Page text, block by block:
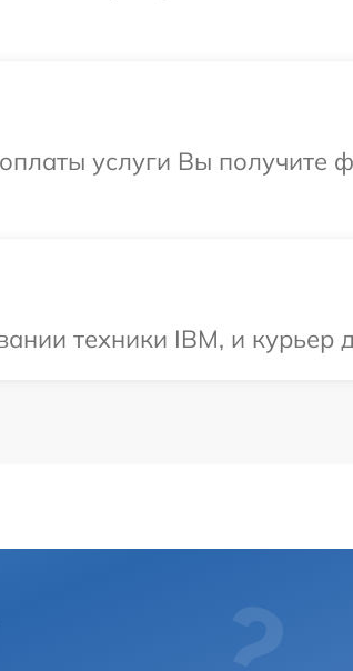
оплаты услуги Вы
техники IBM, и курьер